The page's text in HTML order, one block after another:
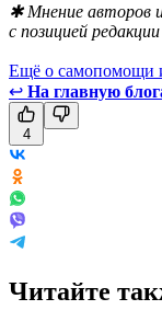
✱ Мнение авторов
с позицией
Ещё о самопомощи
↩ На главную
4
Читайте